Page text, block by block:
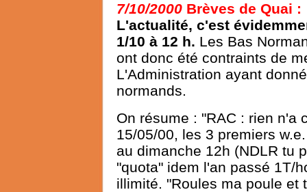
7/10/2000 Brèves de Quai :
L'actualité, c'est
1/10 à 12 h. Les Bas
ont donc été contraints de
L'Administration ayant
normands.
On résume : "RAC : rien n'a
15/05/00, les 3 premiers
au dimanche 12h (NDLR tu
"quota" idem l'an passé 1T/
illimité. "Roules ma poule et